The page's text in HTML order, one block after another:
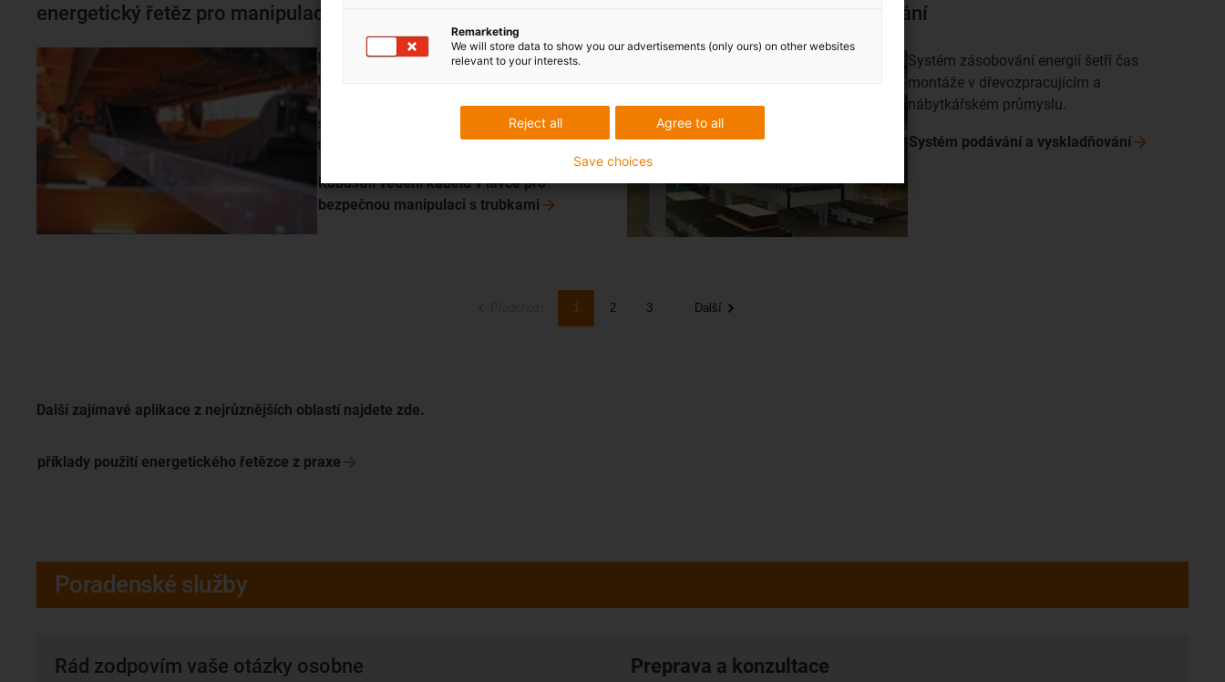
energetický řetěz pro manipulaci s trubkami na molu
Přívod energie do systému manipulace s
trubkami zajišťuje jeden z našich
plastových e-řetězců®. Zaručuje vysokou
stabilitu a spolehlivost při manipulaci s
trubkami.
Robustní vedení kabelů v lávce pro
bezpečnou manipulaci s trubkami
Systém podávání a vyskladňování
Systém zásobování energií šetří čas
montáže v dřevozpracujícím a
nábytkářském průmyslu.
Systém podávání a vyskladňování
1 2 3 Další
Další zajímavé aplikace z nejrůznějších oblastí najdete zde.
příklady použití energetického řetězce z praxe
Poradenské služby
Rád zodpovím vaše otázky osobne Preprava a konzultace
Remarketing
We will store data to show you our advertisements (only ours) on other websites
relevant to your interests.
Agree to all
Reject all
Save choices